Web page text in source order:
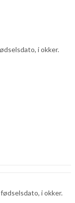
i okker.
i okker.